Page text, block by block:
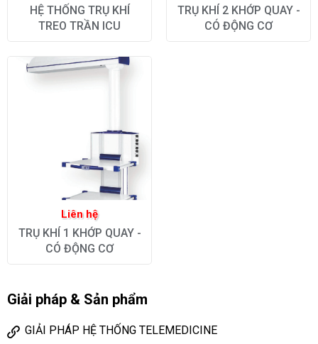
HỆ THỐNG TRỤ KHÍ
TREO TRẦN ICU
TRỤ KHÍ 2 KHỚP QUAY -
CÓ ĐỘNG CƠ
Liên hệ
TRỤ KHÍ 1 KHỚP QUAY -
CÓ ĐỘNG CƠ
Giải pháp & Sản phẩm
GIẢI PHÁP HỆ THỐNG TELEMEDICINE